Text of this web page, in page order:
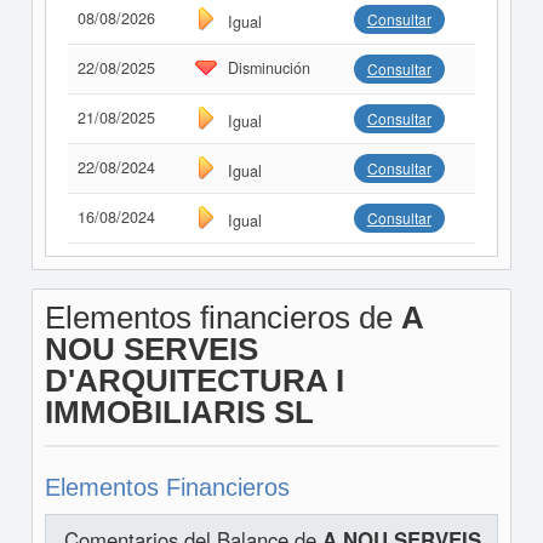
08/08/2026 Igual Consultar
22/08/2025 Disminución Consultar
21/08/2025 Igual Consultar
22/08/2024 Igual Consultar
16/08/2024 Igual Consultar
Elementos financieros de A
NOU SERVEIS
D'ARQUITECTURA I
IMMOBILIARIS SL
Elementos Financieros